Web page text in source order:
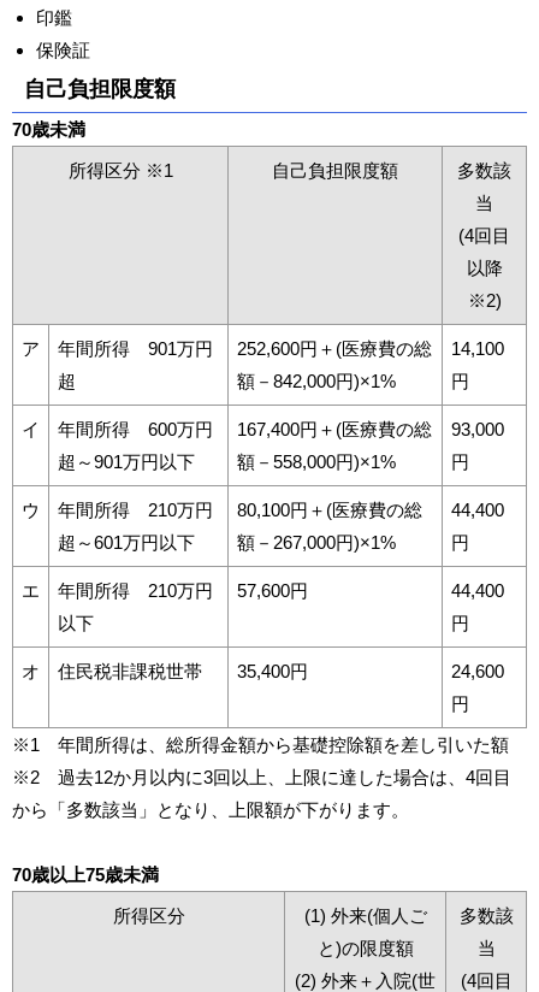
印鑑
保険証
自己負担限度額
70歳未満
所得区分 ※1
自己負担限度額
多数該
当
(4回目
以降
※2)
ア
年間所得 901万円
超
252,600円＋(医療費の総
額－842,000円)×1%
14,100
円
イ
年間所得 600万円
超～901万円以下
167,400円＋(医療費の総
額－558,000円)×1%
93,000
円
ウ
年間所得 210万円
超～601万円以下
80,100円＋(医療費の総
額－267,000円)×1%
44,400
円
エ
年間所得 210万円
以下
57,600円
44,400
円
オ 住民税非課税世帯 35,400円
24,600
円
※1 年間所得は、総所得金額から基礎控除額を差し引いた額
※2 過去12か月以内に3回以上、上限に達した場合は、4回目
から「多数該当」となり、上限額が下がります。
70歳以上75歳未満
所得区分
(1) 外来(個人ご
と)の限度額
(2) 外来＋入院(世
多数該
当
(4回目